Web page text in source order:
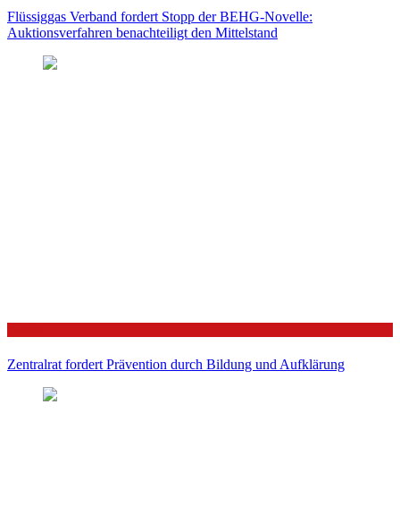
Flüssiggas Verband fordert Stopp der BEHG-Novelle:
Auktionsverfahren benachteiligt den Mittelstand
Zentralrat fordert Prävention durch Bildung und Aufklärung